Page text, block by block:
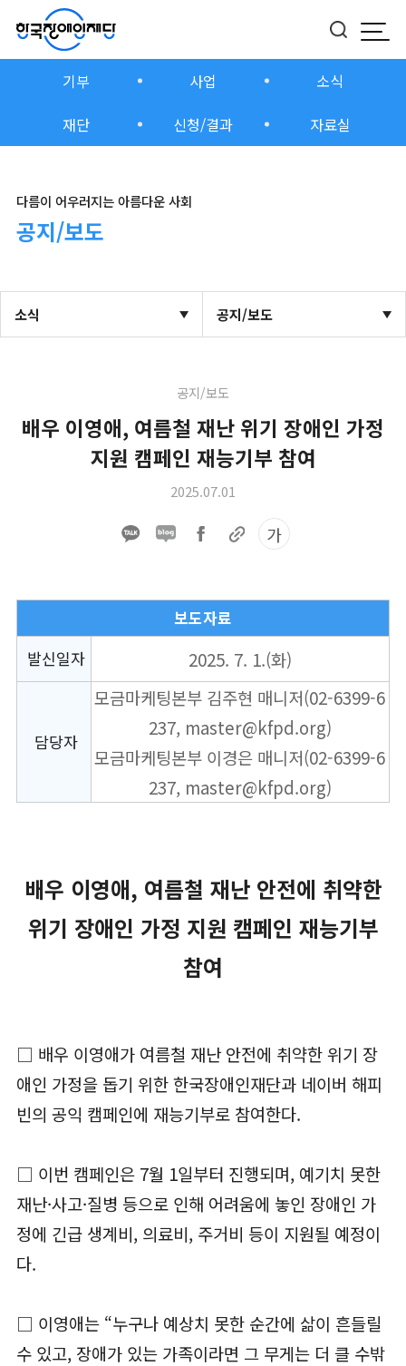
모
버튼
기부 사업
소식
재단
신청/결과 자료실
다름이 어우러지는 아름다운 사회
공지/보도
소식 공지/보도
공지/보도
배우 이영애, 여름철 재난 위기 장애인 가정
지원 캠페인 재능기부 참여
2025.07.01
가
보도자료
발신일자
2025. 7. 1.(화)
담당자
모금마케팅본부 김주현 매니저(02-6399-6
237, master@kfpd.org)
모금마케팅본부 이경은 매니저(02-6399-6
237, master@kfpd.org)
배우 이영애, 여름철 재난 안전에 취약한
위기 장애인 가정 지원 캠페인 재능기부
참여
□ 배우 이영애가 여름철 재난 안전에 취약한 위기 장
애인 가정을 돕기 위한 한국장애인재단과 네이버 해피
빈의 공익 캠페인에 재능기부로 참여한다.
□ 이번 캠페인은 7월 1일부터 진행되며, 예기치 못한
재난·사고·질병 등으로 인해 어려움에 놓인 장애인 가
정에 긴급 생계비, 의료비, 주거비 등이 지원될 예정이
다.
□ 이영애는 “누구나 예상치 못한 순간에 삶이 흔들릴
수 있고, 장애가 있는 가족이라면 그 무게는 더 클 수밖